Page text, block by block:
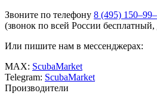
Звоните по телефону 8 (495)
(звонок по всей России
Или пишите нам в мессенджерах:
MAX: ScubaMarket
Telegram: ScubaMarket
Производители